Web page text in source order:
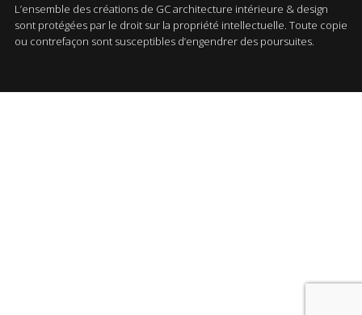
L’ensemble des créations de GC architecture intérieure & design
sont protégées par le droit sur la propriété intellectuelle. Toute copie
ou contrefaçon sont susceptibles d’engendrer des poursuites.